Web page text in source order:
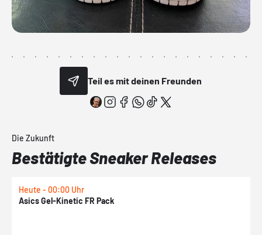
Teil es mit deinen Freunden
Die Zukunft
Bestätigte Sneaker Releases
Heute - 00:00 Uhr
Asics Gel-Kinetic FR Pack